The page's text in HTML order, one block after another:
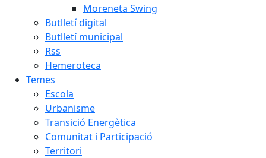
Moreneta Swing
Butlletí digital
Butlletí municipal
Rss
Hemeroteca
Temes
Escola
Urbanisme
Transició Energètica
Comunitat i Participació
Territori